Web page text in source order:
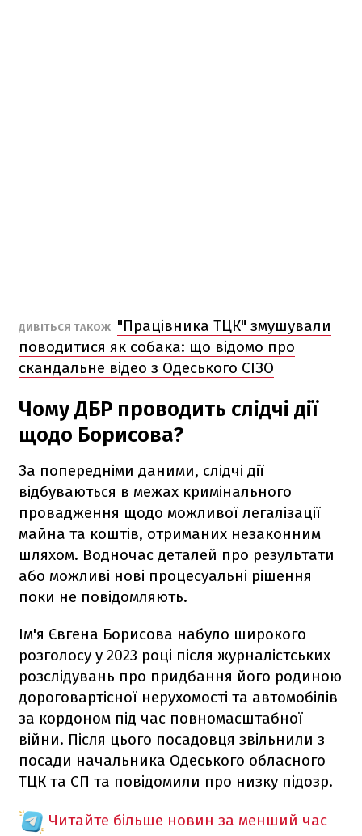
ДИВІТЬСЯ ТАКОЖ "Працівника ТЦК" змушували
поводитися як собака: що відомо про
скандальне відео з Одеського СІЗО
Чому ДБР проводить слідчі дії
щодо Борисова?
За попередніми даними, слідчі дії
відбуваються в межах кримінального
провадження щодо можливої легалізації
майна та коштів, отриманих незаконним
шляхом. Водночас деталей про результати
або можливі нові процесуальні рішення
поки не повідомляють.
Ім'я Євгена Борисова набуло широкого
розголосу у 2023 році після журналістських
розслідувань про придбання його родиною
дороговартісної нерухомості та автомобілів
за кордоном під час повномасштабної
війни. Після цього посадовця звільнили з
посади начальника Одеського обласного
ТЦК та СП та повідомили про низку підозр.
Читайте більше новин за менший час